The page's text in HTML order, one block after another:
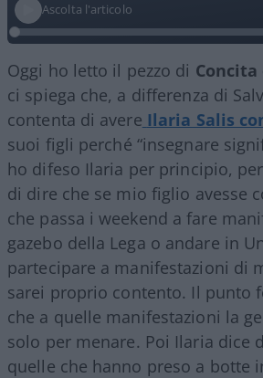
Ascolta l'articolo
Oggi ho letto il pezzo di
ci spiega che, a differenza di
contenta di avere Ilaria Salis
suoi figli perché “insegnare
ho difeso Ilaria per principio,
di dire che se mio figlio avesse
che passa i weekend a fare
gazebo della Lega o andare in
partecipare a manifestazioni di
sarei proprio contento. Il punto
che a quelle manifestazioni la
solo per menare. Poi Ilaria dice
quelle che hanno preso a botte